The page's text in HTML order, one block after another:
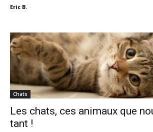
Eric B. -
Chats
Les chats, ces animaux que
tant !